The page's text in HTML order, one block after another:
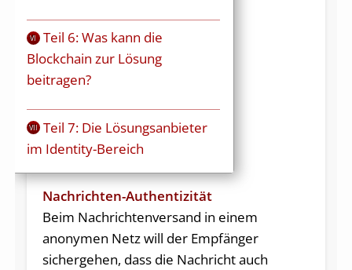
VI
Teil 6: Was kann die
Blockchain zur Lösung
beitragen?
VII
Teil 7: Die Lösungsanbieter
im Identity-Bereich
Nachrichten-Authentizität
Beim Nachrichtenversand in einem
anonymen Netz will der Empfänger
sichergehen, dass die Nachricht auch